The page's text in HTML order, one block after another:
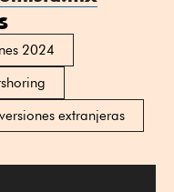
2024
extranjeras